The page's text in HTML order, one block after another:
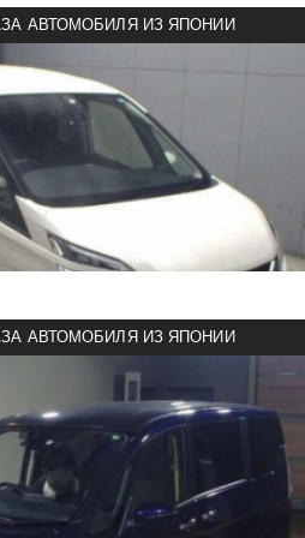
Star
2018
электромотор
Highway Star
АВТОМОБИЛЯ ИЗ ЯПОНИИ
АВТОМОБИЛЯ ИЗ ЯПОНИИ